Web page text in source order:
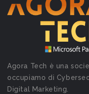
Agora Tech è una
occupiamo di
Digital Marketing.